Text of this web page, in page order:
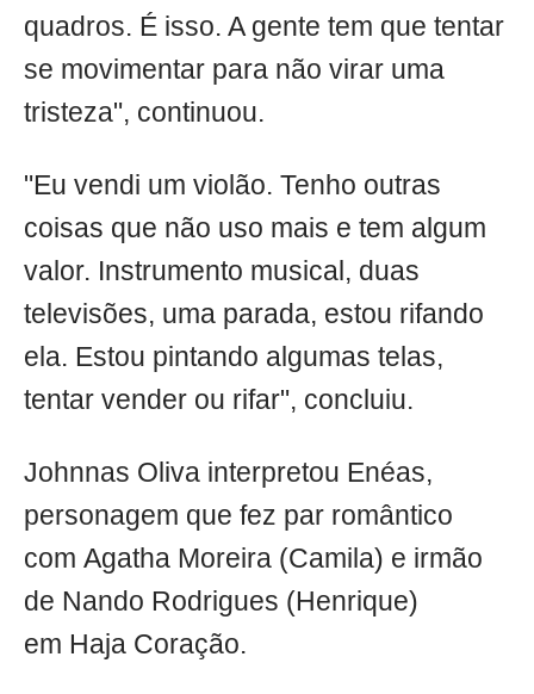
quadros. É isso. A gente tem que tentar
se movimentar para não virar uma
tristeza", continuou.
"Eu vendi um violão. Tenho outras
coisas que não uso mais e tem algum
valor. Instrumento musical, duas
televisões, uma parada, estou rifando
ela. Estou pintando algumas telas,
tentar vender ou rifar", concluiu.
Johnnas Oliva interpretou Enéas,
personagem que fez par romântico
com Agatha Moreira (Camila) e irmão
de Nando Rodrigues (Henrique)
em Haja Coração.